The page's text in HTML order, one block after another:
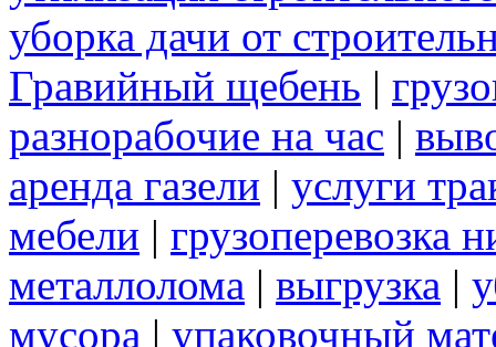
уборка дачи от
Гравийный щебень |
разнорабочие на час |
аренда газели | услуги
мебели | грузоперевозка
металлолома | выгрузка |
мусора | упаковочный